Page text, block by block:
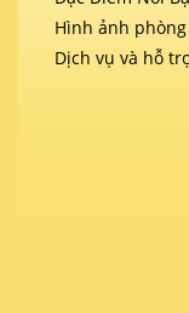
Hình ảnh
Dịch vụ và hỗ